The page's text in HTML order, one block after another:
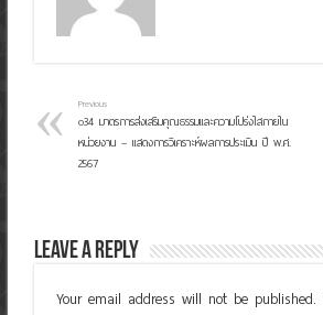
Previous
o34 มาตรการส่งเสริมคุณธรรมและความโปร่งใสภายใน
หน่วยงาน – แสดงการวิเคราะห์ผลการประเมิน ปี พ.ศ.
2567
Leave a Reply
Your email address will not be published.